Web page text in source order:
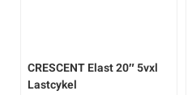
CRESCENTElast 20″ 5vxl
Lastcykel